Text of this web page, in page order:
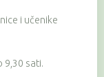
i učenike
9,30 sati.